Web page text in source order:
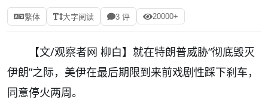
繁体 大字阅读 3 评 20000+
【文/观察者网 柳白】就在特朗普威胁“彻底毁灭
伊朗”之际，美伊在最后期限到来前戏剧性踩下刹车，
同意停火两周。